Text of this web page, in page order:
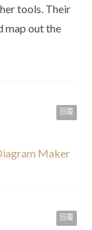
tools. Their
map out the
回覆
Maker
回覆